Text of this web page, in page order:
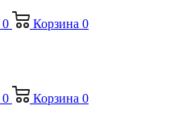
0 Корзина 0
0 Корзина 0